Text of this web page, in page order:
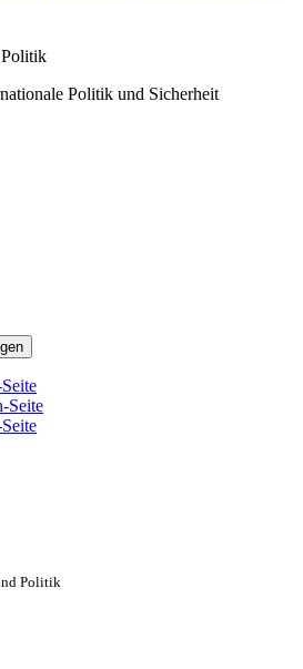
Politik
Politik und Sicherheit
Seite
Politik